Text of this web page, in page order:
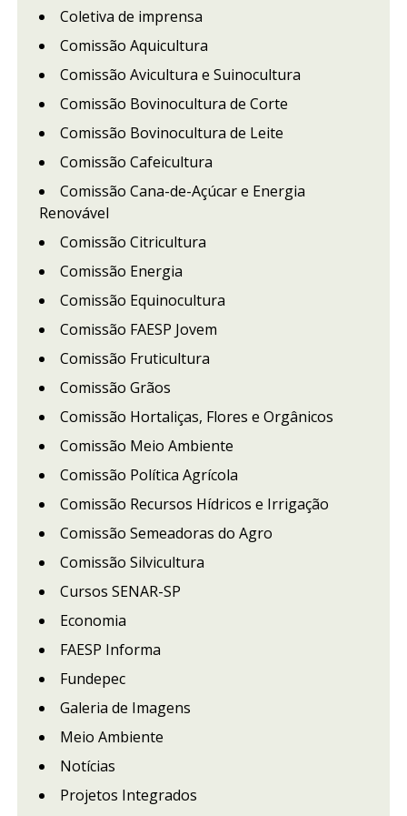
Coletiva de imprensa
Comissão Aquicultura
Comissão Avicultura e Suinocultura
Comissão Bovinocultura de Corte
Comissão Bovinocultura de Leite
Comissão Cafeicultura
Comissão Cana-de-Açúcar e Energia
Renovável
Comissão Citricultura
Comissão Energia
Comissão Equinocultura
Comissão FAESP Jovem
Comissão Fruticultura
Comissão Grãos
Comissão Hortaliças, Flores e Orgânicos
Comissão Meio Ambiente
Comissão Política Agrícola
Comissão Recursos Hídricos e Irrigação
Comissão Semeadoras do Agro
Comissão Silvicultura
Cursos SENAR-SP
Economia
FAESP Informa
Fundepec
Galeria de Imagens
Meio Ambiente
Notícias
Projetos Integrados